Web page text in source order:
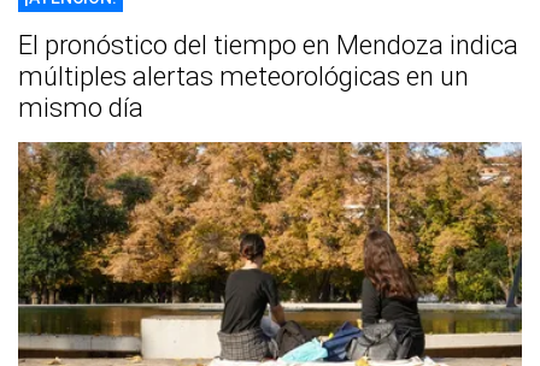
El pronóstico del tiempo en Mendoza indica
múltiples alertas meteorológicas en un
mismo día